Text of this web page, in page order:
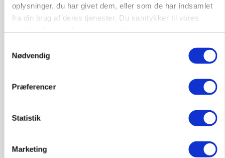
oplysninger, du har givet dem, eller som de har indsamlet
fra din brug af deres tjenester. Du samtykker til vores
Nødvendig
Præferencer
Statistik
Marketing
protestgruppe vil demonstrere mod ny